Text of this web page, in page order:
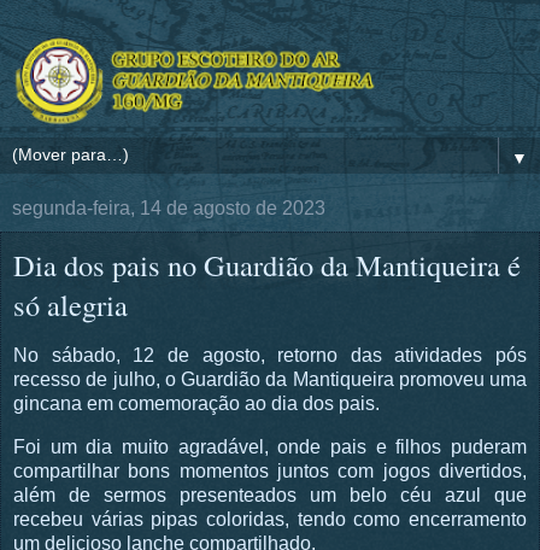
▼
segunda-feira, 14 de agosto de 2023
Dia dos pais no Guardião da Mantiqueira é
só alegria
No sábado, 12 de agosto, retorno das atividades pós
recesso de julho, o Guardião da Mantiqueira promoveu uma
gincana em comemoração ao dia dos pais.
Foi um dia muito agradável, onde pais e filhos puderam
compartilhar bons momentos juntos com jogos divertidos,
além de sermos presenteados um belo céu azul que
recebeu várias pipas coloridas, tendo como encerramento
um delicioso lanche compartilhado.